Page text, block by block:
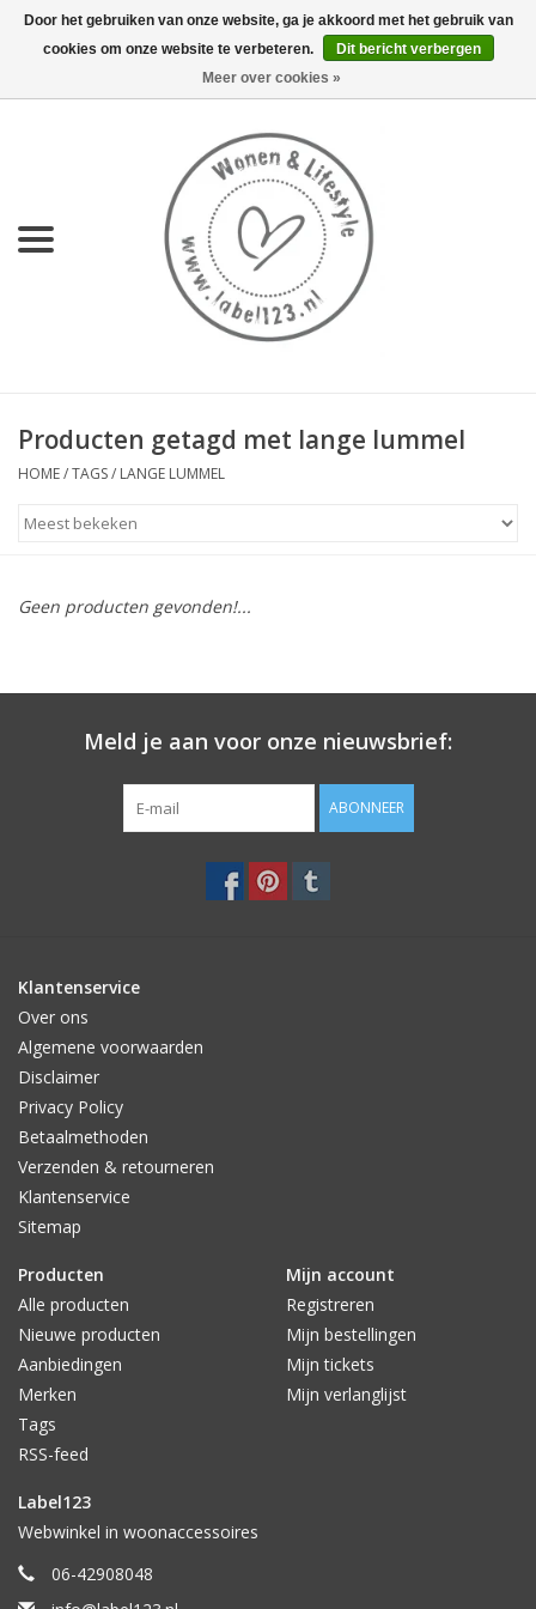
0 Artikelen - €0,00
KEUKEN
LIFESTYLE
MEUBELS
Producten getagd met lange lummel
HOME/TAGS/ LANGE LUMMEL
Geen producten gevonden!...
Meld je aan voor onze nieuwsbrief:
ABONNEER
Klantenservice
Over ons
Algemene voorwaarden
Disclaimer
Privacy Policy
Betaalmethoden
Verzenden & retourneren
Klantenservice
Sitemap
Producten
Alle producten
Nieuwe producten
Aanbiedingen
Merken
Tags
RSS-feed
Mijn account
Registreren
Mijn bestellingen
Mijn tickets
Mijn verlanglijst
Label123
Webwinkel in woonaccessoires
06-42908048
Door het gebruiken van onze website, ga je akkoord met het gebruik van
cookies om onze website te verbeteren.
Dit bericht verbergen
Meer over cookies »